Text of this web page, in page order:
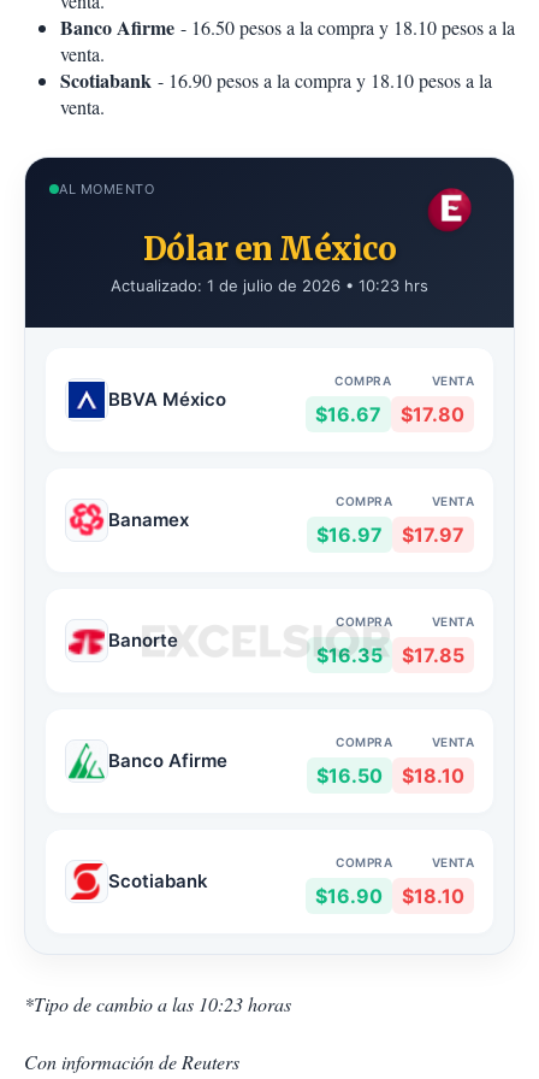
Banco Afirme - 16.50 pesos a la compra y 18.10 pesos a la
venta.
Scotiabank - 16.90 pesos a la compra y 18.10 pesos a la
venta.
AL MOMENTO
Dólar en México
Actualizado: 1 de julio de 2026 • 10:23 hrs
BBVA México
COMPRA
$16.67
VENTA
$17.80
Banamex
COMPRA
$16.97
VENTA
$17.97
Banorte
COMPRA
$16.35
VENTA
$17.85
Banco Afirme
COMPRA
$16.50
VENTA
$18.10
Scotiabank
COMPRA
$16.90
VENTA
$18.10
*Tipo de cambio a las 10:23 horas
Con información de Reuters